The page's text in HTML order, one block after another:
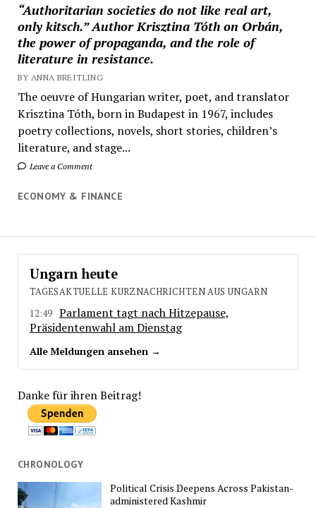
“Authoritarian societies do not like real art,
only kitsch.” Author Krisztina Tóth on Orbán,
the power of propaganda, and the role of
literature in resistance.
BY ANNA BREITLING
The oeuvre of Hungarian writer, poet, and translator
Krisztina Tóth, born in Budapest in 1967, includes
poetry collections, novels, short stories, children’s
literature, and stage...
Leave a Comment
ECONOMY & FINANCE
Ungarn heute
TAGESAKTUELLE KURZNACHRICHTEN AUS UNGARN
12:49 Parlament tagt nach Hitzepause,
Präsidentenwahl am Dienstag
Alle Meldungen ansehen →
Danke für ihren Beitrag!
CHRONOLOGY
Political Crisis Deepens Across Pakistan-
administered Kashmir